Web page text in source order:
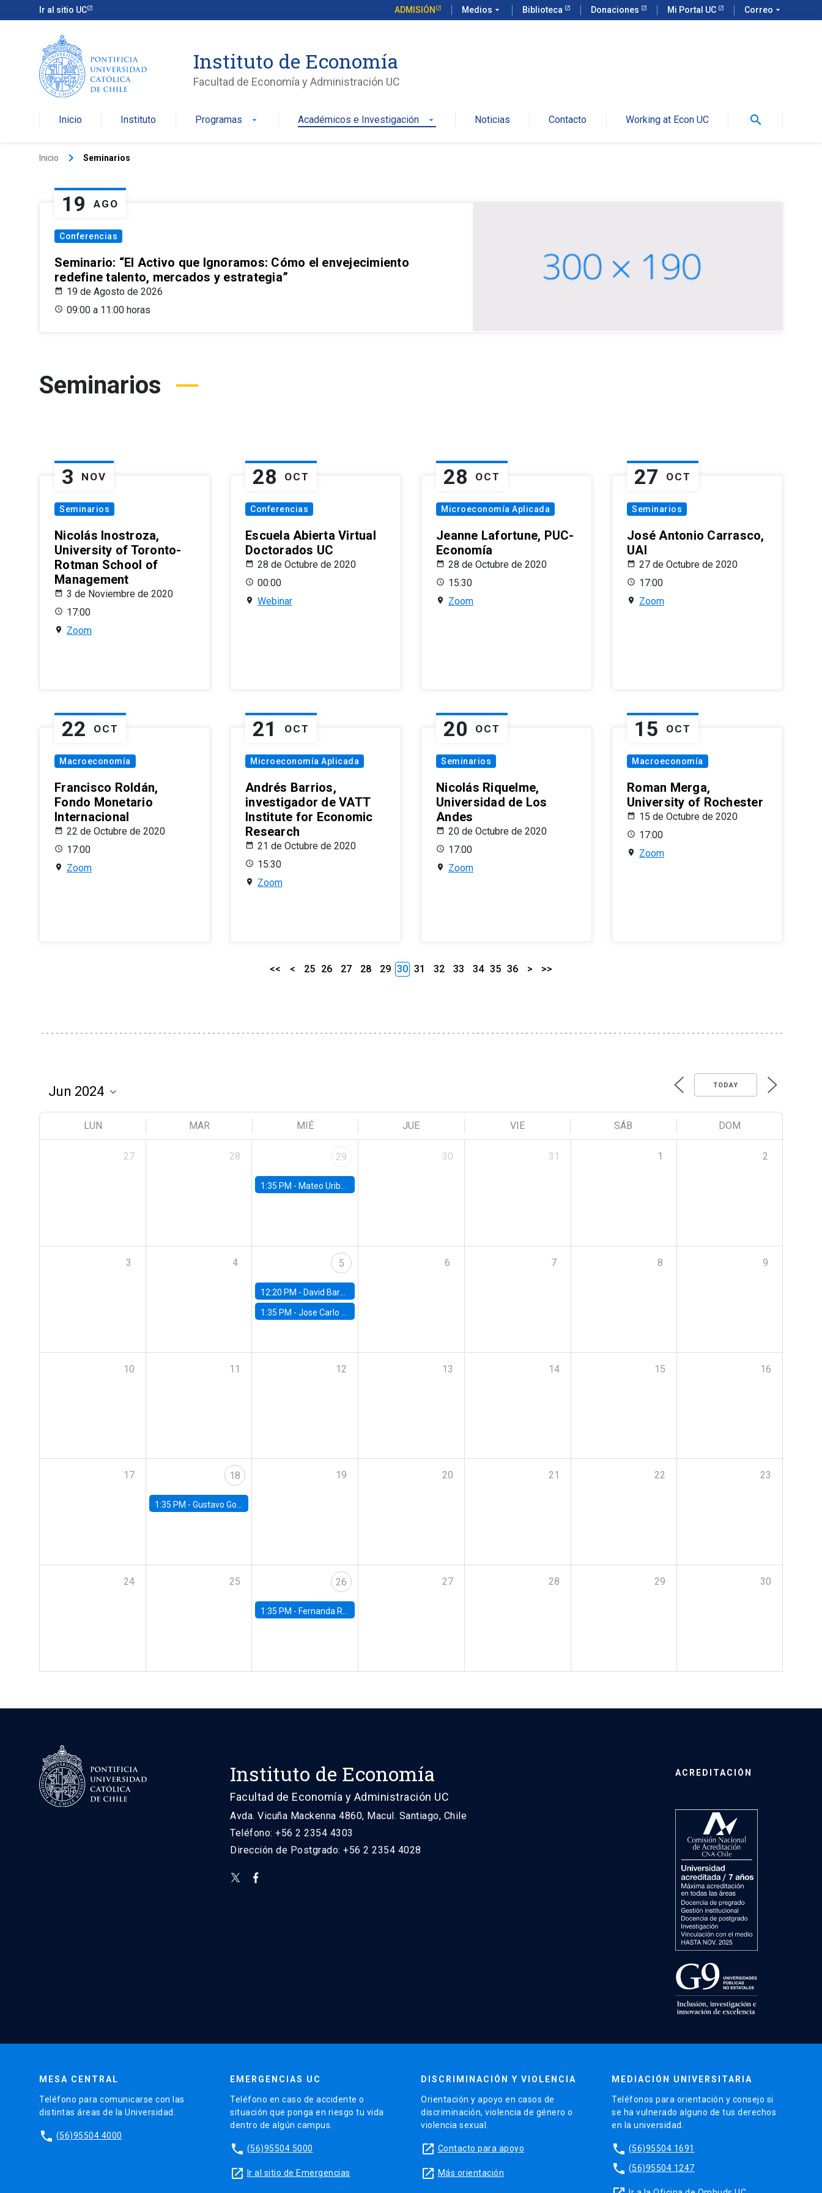
Ir al sitio UC ADMISIÓN Medios arrow_drop_down Biblioteca Donaciones Mi Portal UC Correo arrow_drop_down
Instituto de Economía
Facultad de Economía y Administración UC
Inicio Instituto Programas arrow_drop_down Académicos e Investigación arrow_drop_down Noticias Contacto Working at Econ UC search
Inicio keyboard_arrow_right Seminarios
19 AGO
Conferencias
Seminario: “El Activo que Ignoramos: Cómo el envejecimiento
redefine talento, mercados y estrategia”
19 de Agosto de 2026
09:00 a 11:00 horas
Seminarios
3 NOV
Seminarios
Nicolás Inostroza,
University of Toronto-
Rotman School of
Management
3 de Noviembre de 2020
17:00
Zoom
28 OCT
Conferencias
Escuela Abierta Virtual
Doctorados UC
28 de Octubre de 2020
00:00
Webinar
28 OCT
Microeconomía Aplicada
Jeanne Lafortune, PUC-
Economía
28 de Octubre de 2020
15:30
Zoom
27 OCT
Seminarios
José Antonio Carrasco,
UAI
27 de Octubre de 2020
17:00
Zoom
22 OCT
Macroeconomía
Francisco Roldán,
Fondo Monetario
Internacional
22 de Octubre de 2020
17:00
Zoom
21 OCT
Microeconomía Aplicada
Andrés Barrios,
investigador de VATT
Institute for Economic
Research
21 de Octubre de 2020
15:30
Zoom
20 OCT
Seminarios
Nicolás Riquelme,
Universidad de Los
Andes
20 de Octubre de 2020
17:00
Zoom
15 OCT
Macroeconomía
Roman Merga,
University of Rochester
15 de Octubre de 2020
17:00
Zoom
<< < 25 26 27 28 29 30 31 32 33 34 35 36 > >>
TODAY
LUN MAR MIÉ JUE VIE SÁB DOM
27 28 29
1:35 PM - Mateo Uribe-Castro, Universidad de los Andes (Colombia)
30 31 1 2
3 4 5
12:20 PM - David Bardey, Universidad de los Andes - CEDE
1:35 PM -Jose Carlo Bermudez, UC (ME) & World Bank
6 7 8 9
10 11 12 13 14 15 16
17 18
1:35 PM - Gustavo González, Banco Central de Chile
19 20 21 22 23
24 25 26
1:35 PM - Fernanda Rojas Ampuero, University of Wisconsin-Madison
27 28 29 30
Instituto de Economía
Facultad de Economía y Administración UC
Avda. Vicuña Mackenna 4860, Macul. Santiago, Chile
Teléfono: +56 2 2354 4303
Dirección de Postgrado: +56 2 2354 4028
ACREDITACIÓN
MESA CENTRAL
Teléfono para comunicarse con las
distintas áreas de la Universidad.
phone (56)95504 4000
EMERGENCIAS UC
Teléfono en caso de accidente o
situación que ponga en riesgo tu vida
dentro de algún campus.
phone (56)95504 5000
launch Ir al sitio de Emergencias
DISCRIMINACIÓN Y VIOLENCIA
Orientación y apoyo en casos de
discriminación, violencia de género o
violencia sexual.
launch Contacto para apoyo
launch Más orientación
MEDIACIÓN UNIVERSITARIA
Teléfonos para orientación y consejo si
se ha vulnerado alguno de tus derechos
en la universidad.
phone (56)95504 1691
phone (56)95504 1247